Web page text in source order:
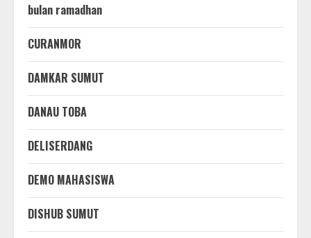
bulan ramadhan
CURANMOR
DAMKAR SUMUT
DANAU TOBA
DELISERDANG
DEMO MAHASISWA
DISHUB SUMUT